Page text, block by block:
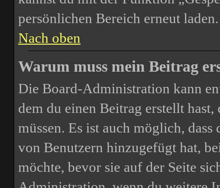
persönlichen Bereich erneut laden.
Nach oben
Warum muss mein Beitrag
Die Board-Administration kann
dem du einen Beitrag erstellt
müssen. Es ist auch möglich,
von Benutzern hinzugefügt hat,
möchte, bevor sie auf der Seite